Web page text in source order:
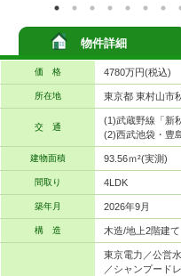
物件詳細
価 格 4780万円(税込)
所在地 東京都 東村山市
交 通
(1)武蔵野線「新
(2)西武池袋・豊
建物面積 93.56ｍ²(実測)
間取り 4LDK
築年月 2026年9月
構 造 木造/地上2階建て
東京電力／公営
／シャンプード